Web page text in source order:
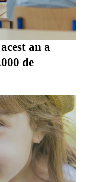
an a
de